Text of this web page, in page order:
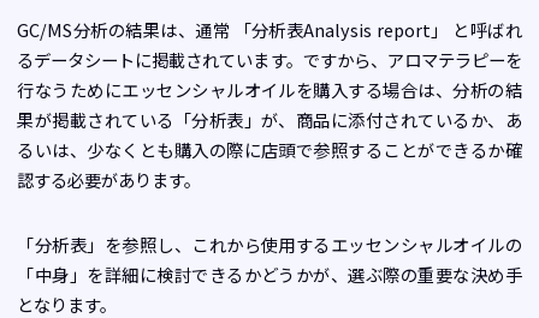
GC/MS分析の結果は、通常 「分析表Analysis report」 と呼ばれ
るデータシートに掲載されています。ですから、アロマテラピーを
行なうためにエッセンシャルオイルを購入する場合は、分析の結
果が掲載されている「分析表」が、商品に添付されているか、あ
るいは、少なくとも購入の際に店頭で参照することができるか確
認する必要があります。
「分析表」を参照し、これから使用するエッセンシャルオイルの
「中身」を詳細に検討できるかどうかが、選ぶ際の重要な決め手
となります。